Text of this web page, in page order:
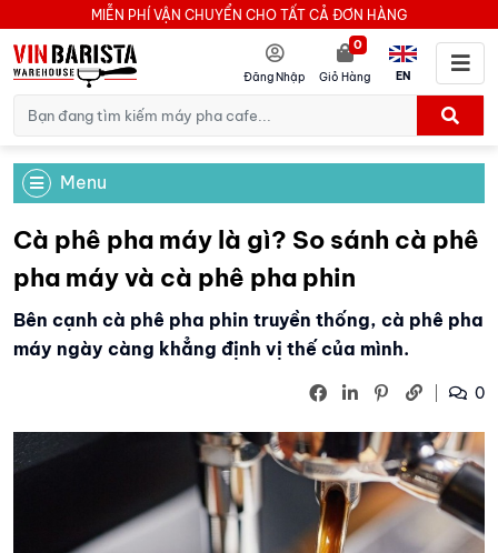
MIỄN PHÍ VẬN CHUYỂN CHO TẤT CẢ ĐƠN HÀNG
Đăng Nhập Giỏ Hàng
0
EN
Menu
Cà phê pha máy là gì? So sánh cà phê
pha máy và cà phê pha phin
Bên cạnh cà phê pha phin truyền thống, cà phê pha
máy ngày càng khẳng định vị thế của mình.
0